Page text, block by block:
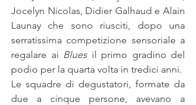
Jocelyn Nicolas, Didier Galhaud e Alain
Launay che sono riusciti, dopo una
serratissima competizione sensoriale a
regalare ai Blues il primo gradino del
podio per la quarta volta in tredici anni.
Le squadre di degustatori, formate da
due a cinque persone, avevano a